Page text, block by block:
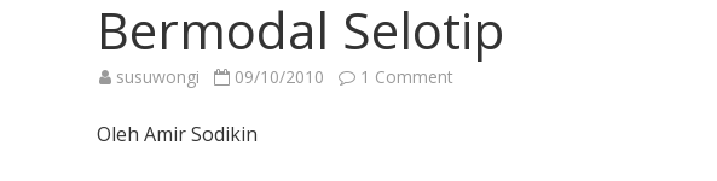
Bermodal Selotip
susuwongi 09/10/2010 1 Comment
Oleh Amir Sodikin